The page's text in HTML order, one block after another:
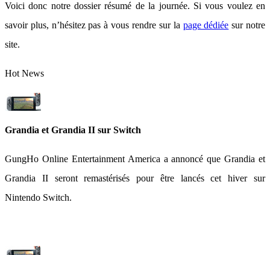
Voici donc notre dossier résumé de la journée. Si vous voulez en
savoir plus, n’hésitez pas à vous rendre sur la page dédiée sur notre
site.
Hot News
Grandia et Grandia II sur Switch
GungHo Online Entertainment America a annoncé que Grandia et
Grandia II seront remastérisés pour être lancés cet hiver sur
Nintendo Switch.